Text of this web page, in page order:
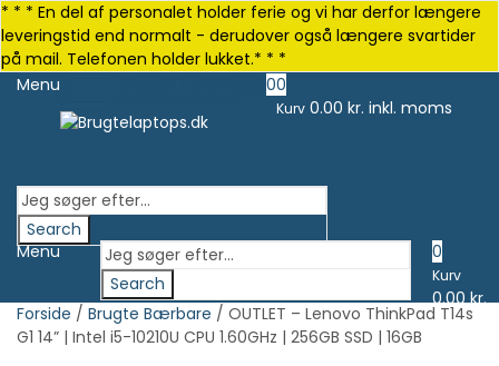
* * * En del af personalet holder ferie og vi har derfor længere
leveringstid end normalt - derudover også længere svartider
på mail. Telefonen holder lukket.* * *
Menu
00
Kurv 0.00 kr. inkl. moms
Search
Menu
Search
0
Kurv
0.00kr.
inkl.
Forside / Brugte Bærbare / OUTLET – Lenovo ThinkPad T14s
G1 14” | Intel i5-10210U CPU 1.60GHz | 256GB SSD | 16GB